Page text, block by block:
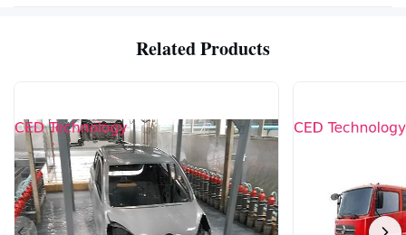
Related Products